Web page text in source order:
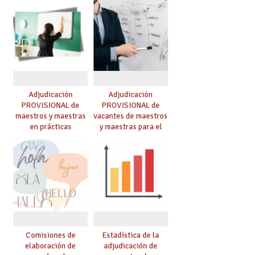
Adjudicación
PROVISIONAL de
maestros y maestras
en prácticas
Adjudicación
PROVISIONAL de
vacantes de maestros
y maestras para el
Comisiones de
elaboración de
Estadística de la
adjudicación de